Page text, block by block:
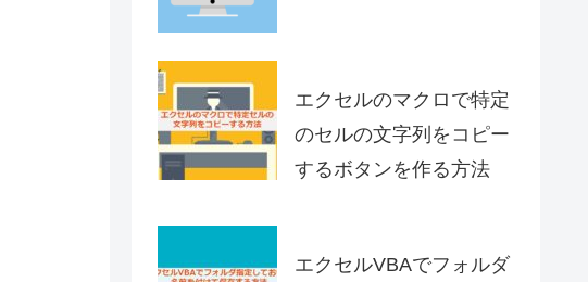
エクセルのマクロで特定
のセルの文字列をコピー
するボタンを作る方法
エクセルVBAでフォルダ